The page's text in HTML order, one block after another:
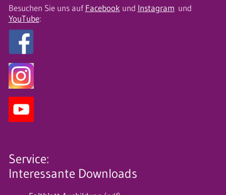
Besuchen Sie uns auf Facebook und Instagram und
YouTube:
Service:
Interessante Downloads